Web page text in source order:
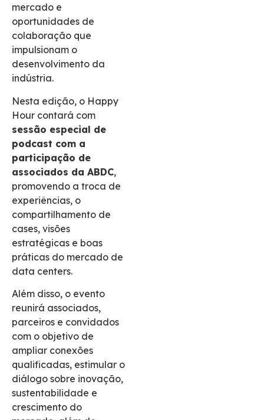
mercado e
oportunidades de
colaboração que
impulsionam o
desenvolvimento da
indústria.
Nesta edição, o Happy
Hour contará com
sessão especial de
podcast com a
participação de
associados da ABDC,
promovendo a troca de
experiências, o
compartilhamento de
cases, visões
estratégicas e boas
práticas do mercado de
data centers.
Além disso, o evento
reunirá associados,
parceiros e convidados
com o objetivo de
ampliar conexões
qualificadas, estimular o
diálogo sobre inovação,
sustentabilidade e
crescimento do